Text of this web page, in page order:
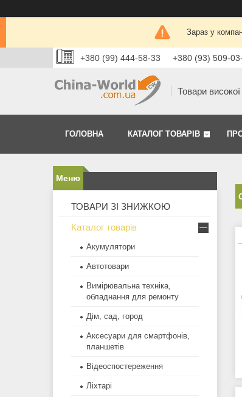
Зараз у
+380 (99) 444-58-33 +380 (93) 509-
Товари високої
ГОЛОВНА КАТАЛОГ ТОВАРІВ
ТОВАРИ ЗІ ЗНИЖКОЮ
Каталог товарів
Акумулятори
Автотовари
Вимірювальна техніка,
обладнання для ремонту
Дім, сад, город
Аксесуари для смартфонів,
планшетів
Відеоспостереження
Ліхтарі